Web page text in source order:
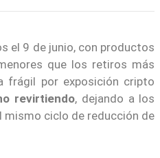
el 9 de junio, con productos
que los retiros más
frágil por exposición cripto
revirtiendo, dejando a los
ciclo de reducción de